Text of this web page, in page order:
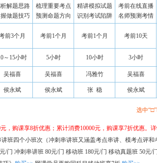
解题思路
做题技巧
梳理重要考点
预测命题方向
精讲模拟试题
识别考试陷阱
考前在线直播
名师预测考情
前3个月 考前1个月 考前1个月 考前10天
～15小时 5小时 10小时 3小时
吴福喜 吴福喜 冯雅竹 吴福喜
侯永斌 侯永斌 张 稳 侯永斌
选中
，购课享8折优惠；累计消费10000元，购课享7折优惠。
班四个小班次（冲刺串讲班又涵盖考点串讲、模考点评和
刺串讲班 80元/门 移动班 180元/门 移动真题班 50元/